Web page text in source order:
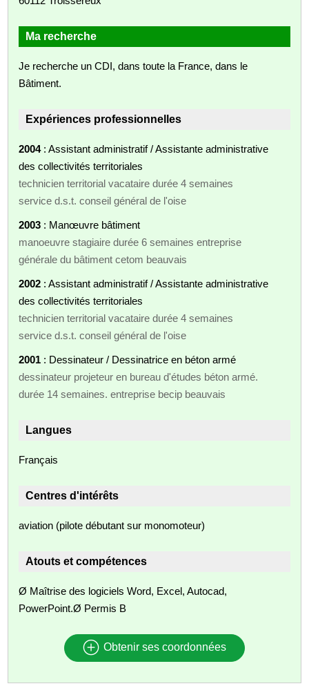
Ma recherche
Je recherche un CDI, dans toute la France, dans le
Bâtiment.
Expériences professionnelles
2004: Assistant administratif / Assistante administrative
des collectivités territoriales
technicien territorial vacataire durée 4 semaines
service d.s.t. conseil général de l'oise
2003 : Manœuvre bâtiment
manoeuvre stagiaire durée 6 semaines entreprise
générale du bâtiment cetom beauvais
2002 : Assistant administratif / Assistante administrative
des collectivités territoriales
technicien territorial vacataire durée 4 semaines
service d.s.t. conseil général de l'oise
2001 : Dessinateur / Dessinatrice en béton armé
dessinateur projeteur en bureau d'études béton armé.
durée 14 semaines. entreprise becip beauvais
Langues
Français
Centres d'intérêts
aviation (pilote débutant sur monomoteur)
Atouts et compétences
Ø Maîtrise des logiciels Word, Excel, Autocad,
PowerPoint.Ø Permis B
Obtenir ses coordonnées